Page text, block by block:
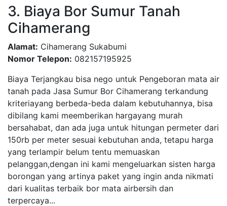
3. Biaya Bor Sumur Tanah
Cihamerang
Alamat: Cihamerang Sukabumi
Nomor Telepon: 082157195925
Biaya Terjangkau bisa nego untuk Pengeboran mata air
tanah pada Jasa Sumur Bor Cihamerang terkandung
kriteriayang berbeda-beda dalam kebutuhannya, bisa
dibilang kami meemberikan hargayang murah
bersahabat, dan ada juga untuk hitungan permeter dari
150rb per meter sesuai kebutuhan anda, tetapu harga
yang terlampir belum tentu memuaskan
pelanggan,dengan ini kami mengeluarkan sisten harga
borongan yang artinya paket yang ingin anda nikmati
dari kualitas terbaik bor mata airbersih dan
terpercaya...